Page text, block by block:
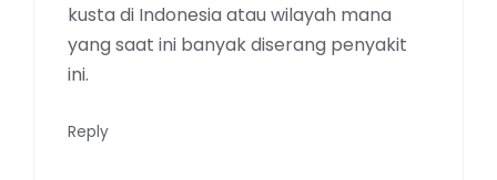
kusta di Indonesia atau wilayah mana
yang saat ini banyak diserang penyakit
ini.
Reply